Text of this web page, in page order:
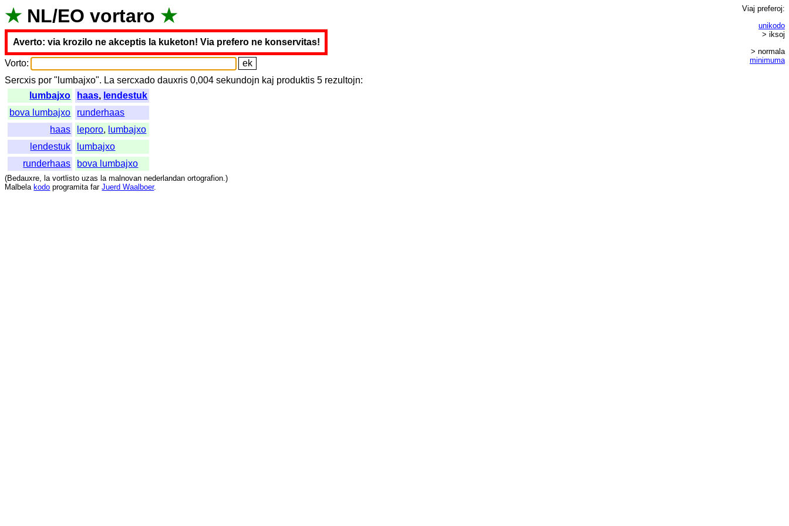
★ NL/EO vortaro ★
Averto: via krozilo ne akceptis la kuketon! Via prefero ne konservitas!
Vorto:
Sercxis por " lumbajxo". La sercxado dauxris 0,004sekundojn kaj produktis 5 rezultojn:
lumbajxo
haas, lendestuk
bova lumbajxo
runderhaas
haas
leporo, lumbajxo
lendestuk
lumbajxo
runderhaas
bova lumbajxo
Viaj preferoj:
unikodo
> iksoj
> normala
minimuma
(Bedauxre ,la vortlisto uzas la malnovan nederlandan ortografion .)
Malbela kodo programita far Juerd Waalboer.